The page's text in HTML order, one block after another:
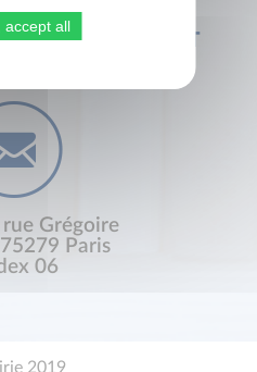
CONTACT
Grégoire
Paris
06
2019
accept all